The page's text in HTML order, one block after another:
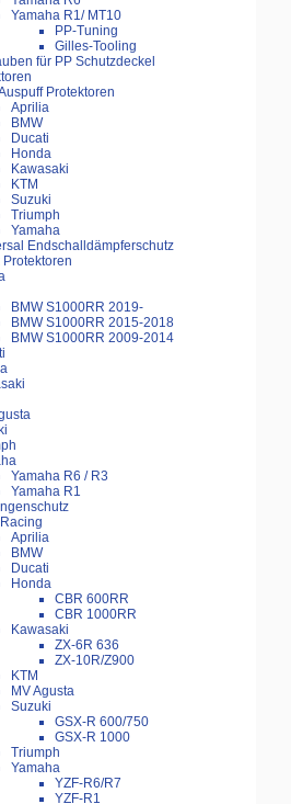
Yamaha R1/ MT10
PP-Tuning
Gilles-Tooling
für PP Schutzdeckel
Protektoren
Aprilia
BMW
Ducati
Honda
Kawasaki
KTM
Suzuki
Triumph
Yamaha
Endschalldämpferschutz
BMW S1000RR 2019-
BMW S1000RR 2015-2018
BMW S1000RR 2009-2014
Yamaha R6 / R3
Yamaha R1
Aprilia
BMW
Ducati
Honda
CBR 600RR
CBR 1000RR
Kawasaki
ZX-6R 636
ZX-10R/Z900
KTM
MV Agusta
Suzuki
GSX-R 600/750
GSX-R 1000
Triumph
Yamaha
YZF-R6/R7
YZF-R1